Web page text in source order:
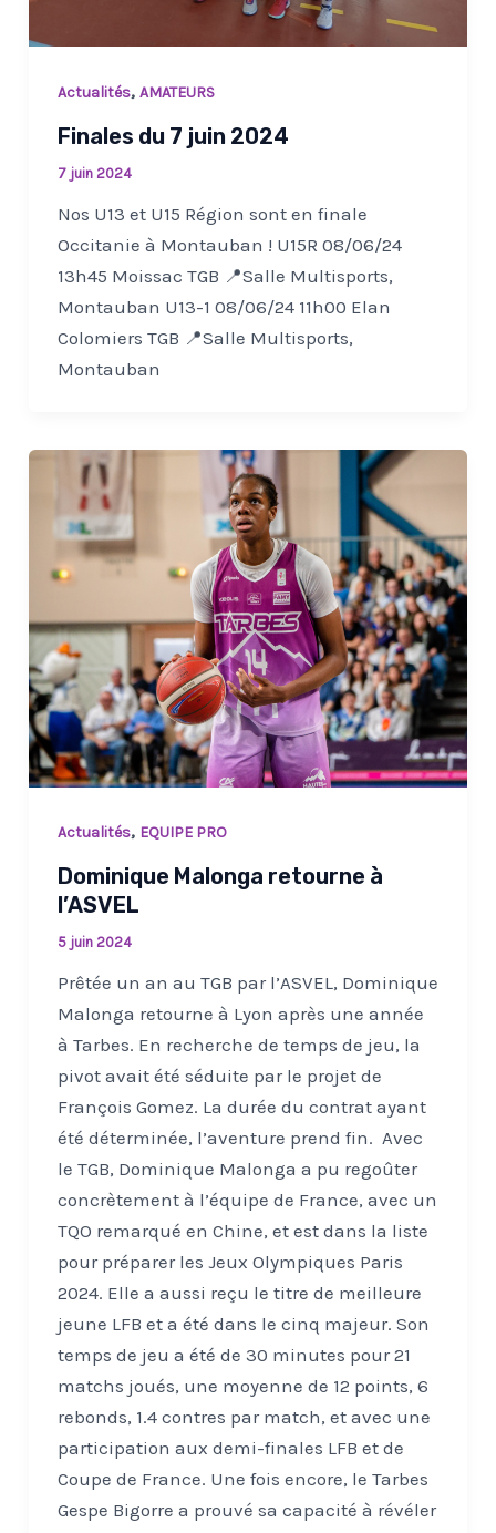
Actualités, AMATEURS
Finales du 7 juin 2024
7 juin 2024
Nos U13 et U15 Région sont en finale
Occitanie à Montauban ! U15R 08/06/24
13h45 Moissac TGB 📍Salle Multisports,
Montauban U13-1 08/06/24 11h00 Elan
Colomiers TGB 📍Salle Multisports,
Montauban
Actualités, EQUIPE PRO
Dominique Malonga retourne à
l’ASVEL
5 juin 2024
Prêtée un an au TGB par l’ASVEL, Dominique
Malonga retourne à Lyon après une année
à Tarbes. En recherche de temps de jeu, la
pivot avait été séduite par le projet de
François Gomez. La durée du contrat ayant
été déterminée, l’aventure prend fin. Avec
le TGB, Dominique Malonga a pu regoûter
concrètement à l’équipe de France, avec un
TQO remarqué en Chine, et est dans la liste
pour préparer les Jeux Olympiques Paris
2024. Elle a aussi reçu le titre de meilleure
jeune LFB et a été dans le cinq majeur. Son
temps de jeu a été de 30 minutes pour 21
matchs joués, une moyenne de 12 points, 6
rebonds, 1.4 contres par match, et avec une
participation aux demi-finales LFB et de
Coupe de France. Une fois encore, le Tarbes
Gespe Bigorre a prouvé sa capacité à révéler